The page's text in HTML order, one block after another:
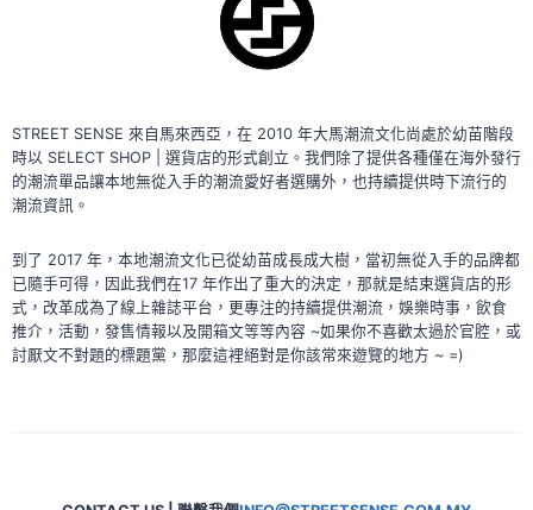
STREET SENSE 來自馬來西亞，在 2010 年大馬潮流文化尚處於幼苗階段
時以 SELECT SHOP | 選貨店的形式創立。我們除了提供各種僅在海外發行
的潮流單品讓本地無從入手的潮流愛好者選購外，也持續提供時下流行的
潮流資訊。
到了 2017 年，本地潮流文化已從幼苗成長成大樹，當初無從入手的品牌都
已隨手可得，因此我們在17 年作出了重大的決定，那就是結束選貨店的形
式，改革成為了線上雜誌平台，更專注的持續提供潮流，娛樂時事，飲食
推介，活動，發售情報以及開箱文等等內容 ~如果你不喜歡太過於官腔，或
討厭文不對題的標題黨，那麼這裡絕對是你該常來遊覽的地方 ~ =)